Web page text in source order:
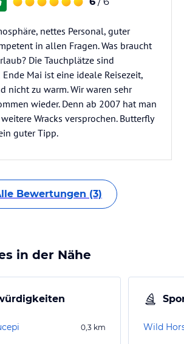
nettes Personal, guter
in allen Fragen. Was braucht
Die Tauchplätze sind
Mai ist eine ideale Reisezeit,
nicht zu warm. Wir waren sehr
wieder. Denn ab 2007 hat man
Wracks versprochen. Butterfly
guter Tipp.
Bewertungen (3)
in der Nähe
0,3 km Wild